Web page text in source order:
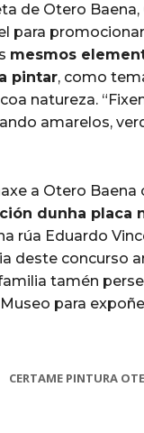
de Otero Baena,
para
mesmos
pintar, como
natureza.
amarelos,
a Otero Baena
dunha placa
rúa Eduardo
deste concurso
tamén
para
CERTAME PINTURA